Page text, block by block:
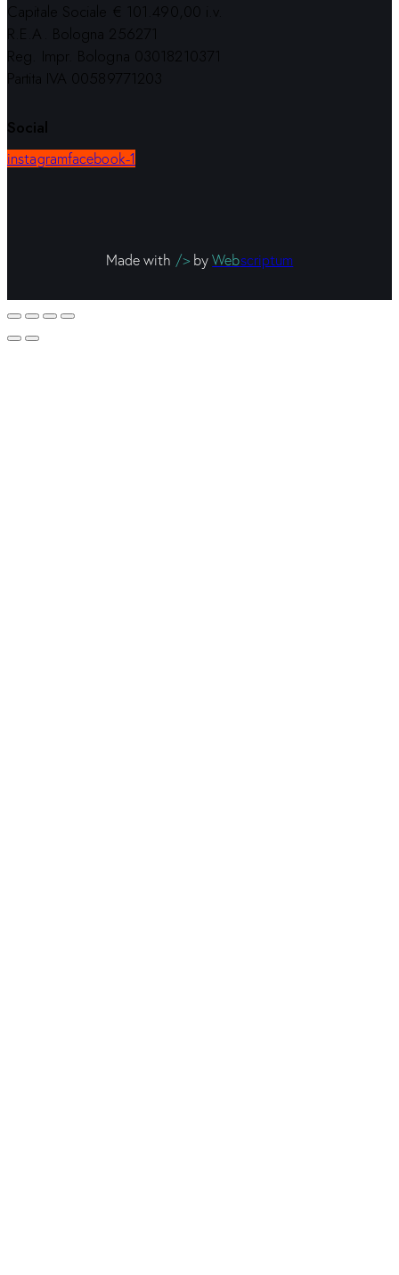
Capitale Sociale € 101.490,00 i.v.
R.E.A. Bologna 256271
Reg. Impr. Bologna 03018210371
Partita IVA 00589771203
Social
instagramfacebook-1
Made with />byWebscriptum